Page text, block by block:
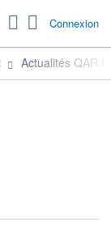
Connexion
Actualités QAR/